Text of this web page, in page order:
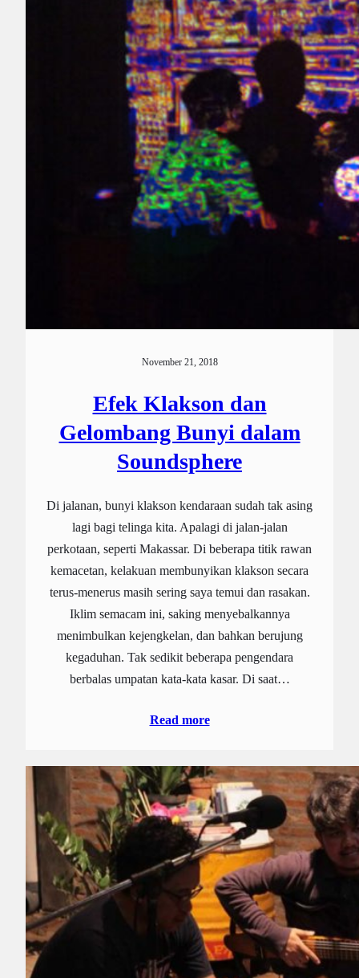
November 21, 2018
Efek Klakson dan
Gelombang Bunyi dalam
Soundsphere
Di jalanan, bunyi klakson kendaraan sudah tak asing
lagi bagi telinga kita. Apalagi di jalan-jalan
perkotaan, seperti Makassar. Di beberapa titik rawan
kemacetan, kelakuan membunyikan klakson secara
terus-menerus masih sering saya temui dan rasakan.
Iklim semacam ini, saking menyebalkannya
menimbulkan kejengkelan, dan bahkan berujung
kegaduhan. Tak sedikit beberapa pengendara
berbalas umpatan kata-kata kasar. Di saat…
Read more